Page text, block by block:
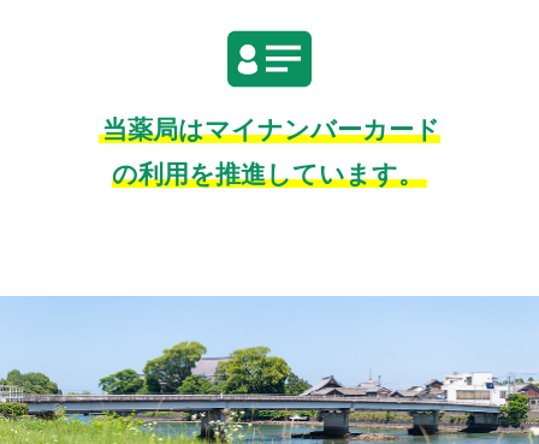
当薬局はマイナンバーカード
の利用を推進しています。